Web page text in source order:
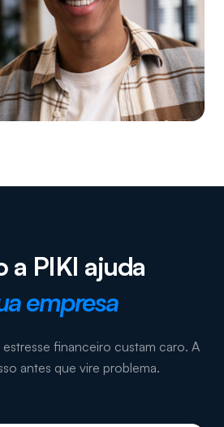
a PIKI ajuda
empresa
financeiro custam caro. A
antes que vire problema.